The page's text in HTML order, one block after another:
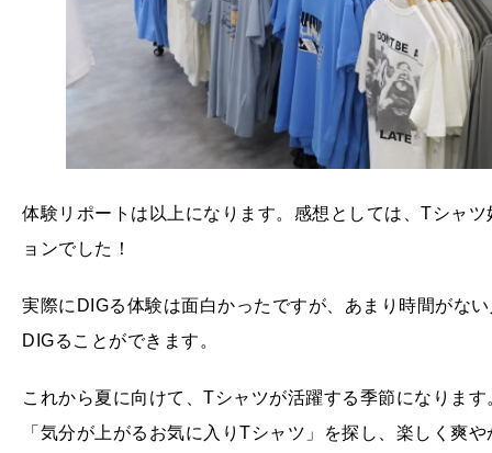
体験リポートは以上になります。感想としては、Tシャ
ョンでした！
実際にDIGる体験は面白かったですが、あまり時間がな
DIGることができます。
これから夏に向けて、Tシャツが活躍する季節になりま
「気分が上がるお気に入りTシャツ」を探し、楽しく爽